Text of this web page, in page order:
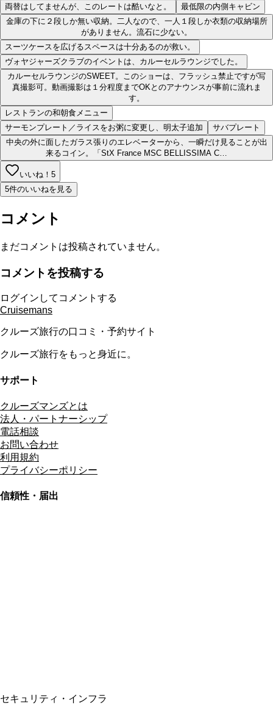
両替はしてませんが、このレートは酷いなと。
最低限の内側キャビン
金庫の下に２段しか無い収納。二人なので、一人１段しか衣類の収納場所
がありません。流石に少ない。
スーツケースを広げるスペースは十分あるのが救い。
ヴォヤジャーズクラブのイベントは、カルーセルラウンジでした。
カルーセルラウンジのSWEET。このショーは、フラッシュ禁止ですが写
真撮影可。動画撮影は１分程度までOKとのアナウンスが事前に流れま
す。
レストランの和朝食メニュー
サーモンプレート／ライスをお粥に変更し、明太子追加
サバプレート
中央の外に面したガラス張りのエレベーターから、一瞬だけ見ることが出
来るコイン。「StX France MSC BELLISSIMA C…
いいね！ 5
5件のいいねを見る
コメント
まだコメントは投稿されていません。
コメントを投稿する
ログインしてコメントする
Cruisemans
クルーズ旅行の口コミ・予約サイト
クルーズ旅行をもっと身近に。
サポート
クルーズマンズとは
法人・パートナーシップ
電話相談
お問い合わせ
利用規約
プライバシーポリシー
信頼性・届出
セキュリティ・インフラ